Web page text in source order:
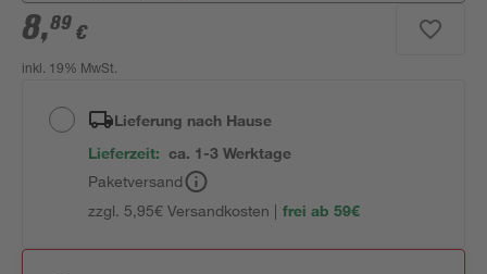
8,89 €
inkl. 19% MwSt.
Lieferung nach Hause
Lieferzeit: ca. 1-3 Werktage
Paketversand
zzgl. 5,95€ Versandkosten | frei ab 59€